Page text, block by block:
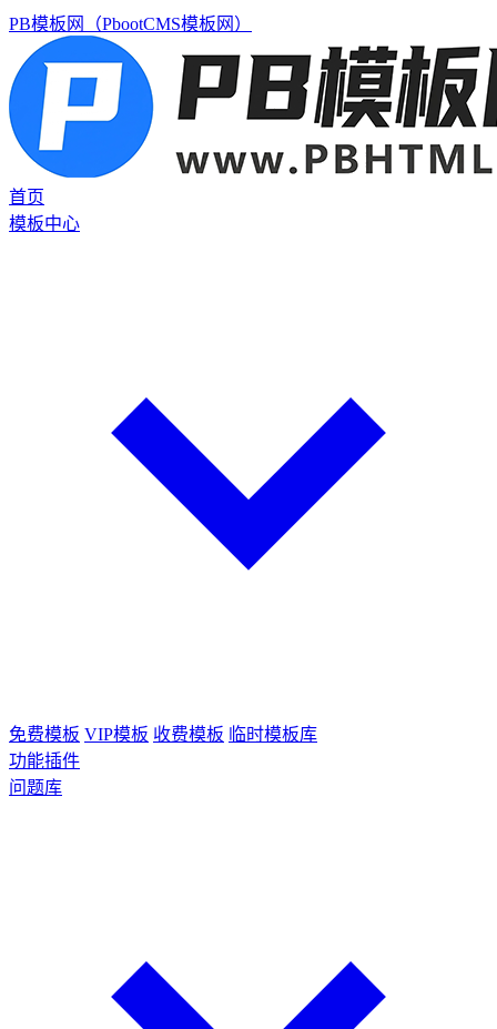
PB模板网（PbootCMS模板网）
首页
模板中心
免费模板 VIP模板 收费模板 临时模板库
功能插件
问题库